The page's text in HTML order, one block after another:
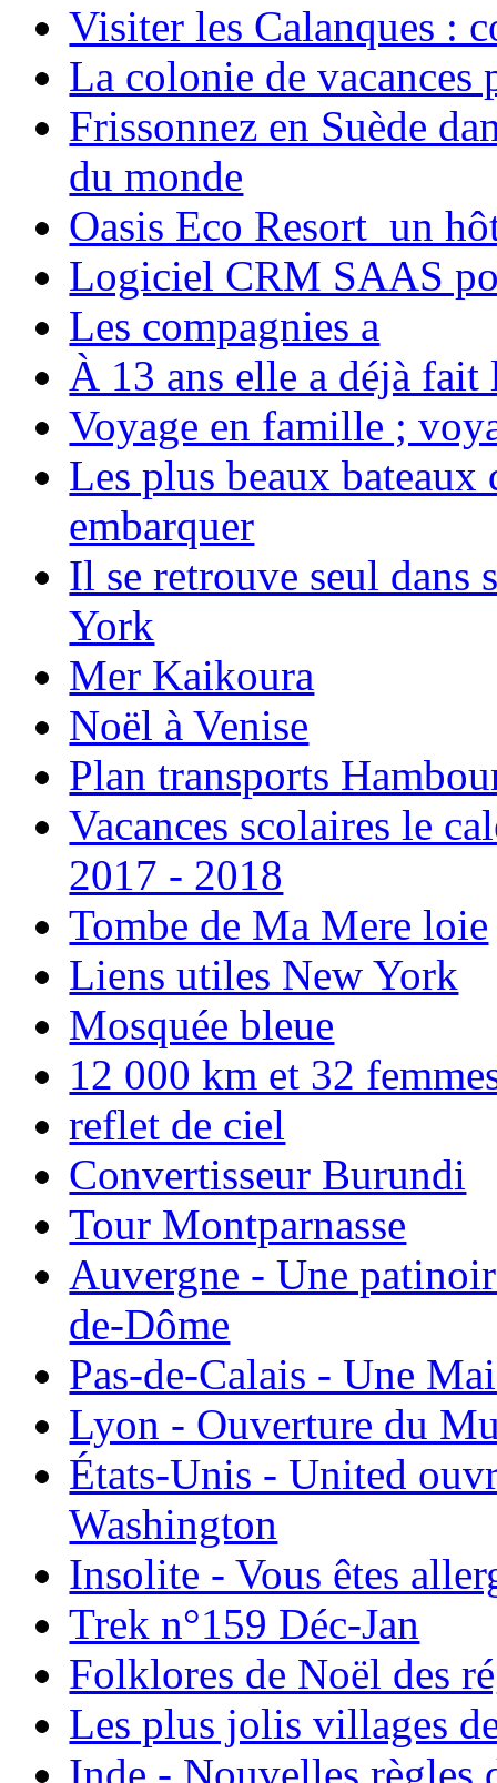
Visiter les Calanques :
La colonie de vacances
Frissonnez en Suède
du monde
Oasis Eco Resort un
Logiciel CRM SAAS
Les compagnies a
À 13 ans elle a déjà
Voyage en famille ;
Les plus beaux bateaux
embarquer
Il se retrouve seul dans
York
Mer Kaikoura
Noël à Venise
Plan transports
Vacances scolaires le
2017 - 2018
Tombe de Ma Mere loie
Liens utiles New York
Mosquée bleue
12 000 km et 32
reflet de ciel
Convertisseur Burundi
Tour Montparnasse
Auvergne - Une
de-Dôme
Pas-de-Calais - Une
Lyon - Ouverture du
États-Unis - United
Washington
Insolite - Vous êtes
Trek n°159 Déc-Jan
Folklores de Noël des
Les plus jolis villages
Inde - Nouvelles règles